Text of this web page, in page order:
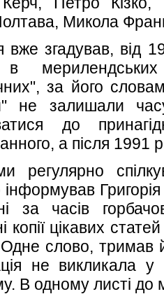
Микола
вже згадував, від
в
за його
не залишали
до
а після 1991
регулярно
інформував
за часів
копії цікавих
Одне слово, тримав
не викликала у
В одному листі до